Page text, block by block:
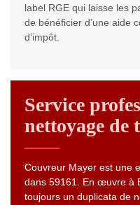
label RGE qui laisse les
de bénéficier d’une aide
d’impôt.
Service
nettoyage de
Couvreur Mayer est une
dans 59161. En œuvre à
toujours un duplicata de